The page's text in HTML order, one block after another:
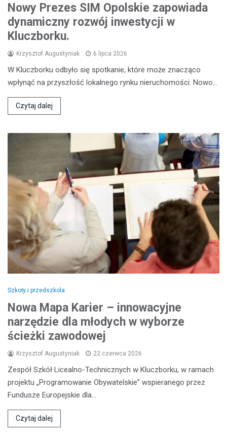
Nowy Prezes SIM Opolskie zapowiada
dynamiczny rozwój inwestycji w
Kluczborku.
Krzysztof Augustyniak 6 lipca 2026
W Kluczborku odbyło się spotkanie, które może znacząco
wpłynąć na przyszłość lokalnego rynku nieruchomości. Nowo…
Czytaj dalej
Szkoły i przedszkola
Nowa Mapa Karier – innowacyjne
narzędzie dla młodych w wyborze
ścieżki zawodowej
Krzysztof Augustyniak 22 czerwca 2026
Zespół Szkół Licealno-Technicznych w Kluczborku, w ramach
projektu „Programowanie Obywatelskie” wspieranego przez
Fundusze Europejskie dla…
Czytaj dalej